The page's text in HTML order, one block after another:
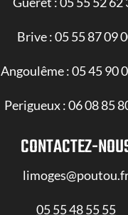
Brive :05 55 87 09
Angoulême :05 45 90
Perigueux :06 08 85
CONTACTEZ-
05 55 48 55 55